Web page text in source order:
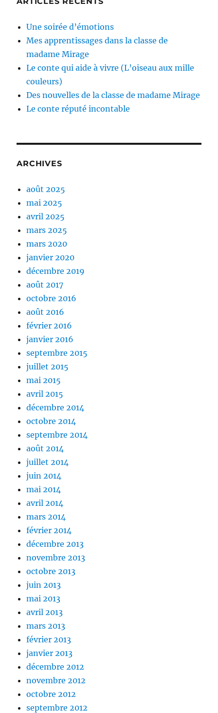
Une soirée d’émotions
Mes apprentissages dans la classe de
madame Mirage
Le conte qui aide à vivre (L’oiseau aux mille
couleurs)
Des nouvelles de la classe de madame Mirage
Le conte réputé incontable
ARCHIVES
août 2025
mai 2025
avril 2025
mars 2025
mars 2020
janvier 2020
décembre 2019
août 2017
octobre 2016
août 2016
février 2016
janvier 2016
septembre 2015
juillet 2015
mai 2015
avril 2015
décembre 2014
octobre 2014
septembre 2014
août 2014
juillet 2014
juin 2014
mai 2014
avril 2014
mars 2014
février 2014
décembre 2013
novembre 2013
octobre 2013
juin 2013
mai 2013
avril 2013
mars 2013
février 2013
janvier 2013
décembre 2012
novembre 2012
octobre 2012
septembre 2012